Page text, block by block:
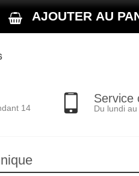
AJOUTER AU
14
Service
Du lundi